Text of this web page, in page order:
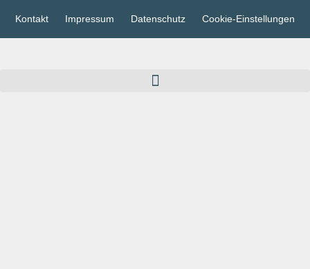
Kontakt Impressum Datenschutz Cookie-Einstellungen